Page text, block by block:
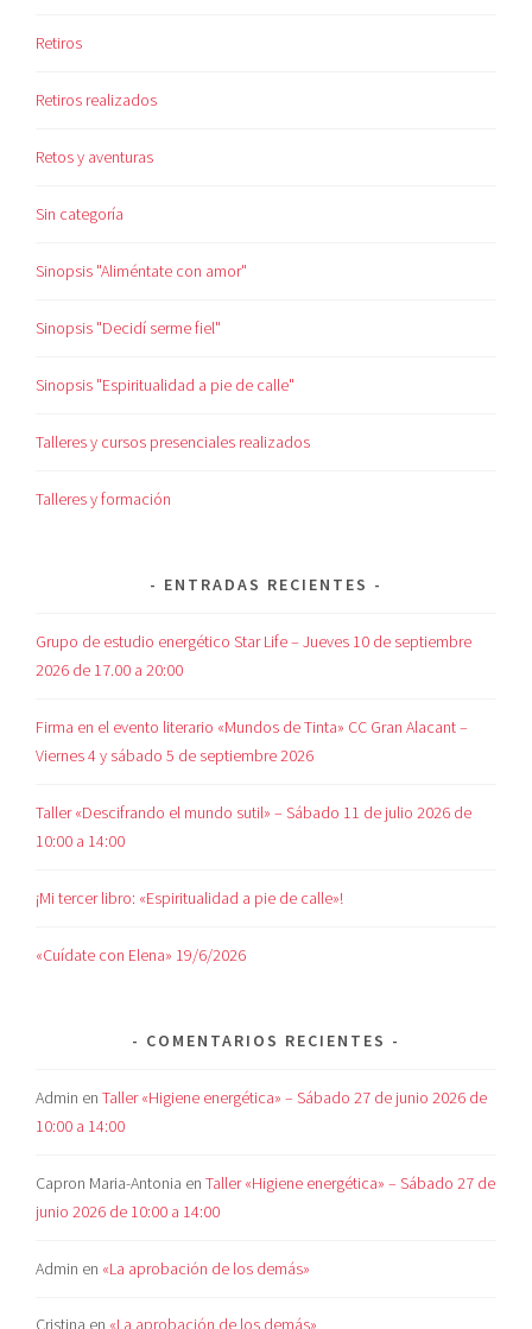
Retiros
Retiros realizados
Retos y aventuras
Sin categoría
Sinopsis "Aliméntate con amor"
Sinopsis "Decidí serme fiel"
Sinopsis "Espiritualidad a pie de calle"
Talleres y cursos presenciales realizados
Talleres y formación
ENTRADAS RECIENTES
Grupo de estudio energético Star Life – Jueves 10 de septiembre
2026 de 17.00 a 20:00
Firma en el evento literario «Mundos de Tinta» CC Gran Alacant –
Viernes 4 y sábado 5 de septiembre 2026
Taller «Descifrando el mundo sutil» – Sábado 11 de julio 2026 de
10:00 a 14:00
¡Mi tercer libro: «Espiritualidad a pie de calle»!
«Cuídate con Elena» 19/6/2026
COMENTARIOS RECIENTES
Admin enTaller «Higiene energética» – Sábado 27 de junio 2026 de
10:00 a 14:00
Capron Maria-Antonia enTaller «Higiene energética» – Sábado 27 de
junio 2026 de 10:00 a 14:00
Admin en «La aprobación de los demás»